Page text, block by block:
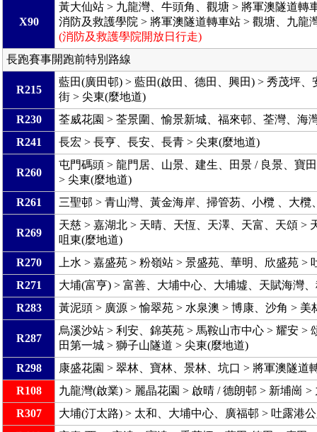
X90
黃大仙站 > 九龍灣、牛頭角、觀塘 > 將軍澳隧道轉
消防及救護學院 > 將軍澳隧道轉車站 > 觀塘、九龍
(消防及救護學院開放日行走)
長跑賽事開跑前特別路線
R215
藍田(廣田邨) > 藍田(啟田、德田、興田) > 秀茂坪
街 > 尖東(麼地道)
R230
荃威花園 > 荃景圍、愉景新城、福來邨、荃灣、海
R241
長宏 > 長亨、長安、長青 > 尖東(麼地道)
R260
屯門碼頭 > 龍門居、山景、建生、田景 / 良景、寶
> 尖東(麼地道)
R261
三聖邨 > 青山灣、黃金海岸、掃管芴、小欖 、大
R269
天慈 > 嘉湖北 > 天晴、天恆、天澤、天富、天頌 >
咀東(麼地道)
R270
上水 > 嘉盛苑 > 粉嶺站 > 景盛苑、華明、欣盛苑
R271
大埔(富亨) > 富善、大埔中心、大埔墟、天賦海灣
R283
黃泥頭 > 廣源 > 愉翠苑 > 水泉澳 > 博康、沙角 >
R287
烏溪沙站 > 利安、錦英苑 > 馬鞍山市中心 > 耀安 >
田第一城 > 獅子山隧道 > 尖東(麼地道)
R298
康盛花園 > 翠林、寶林、景林、坑口 > 將軍澳隧道
R108
九龍灣(啟業) > 麗晶花園 > 啟晴 / 德朗邨 > 新埔崗
R307
大埔(汀太路) > 太和、大埔中心、廣福邨 > 吐露港